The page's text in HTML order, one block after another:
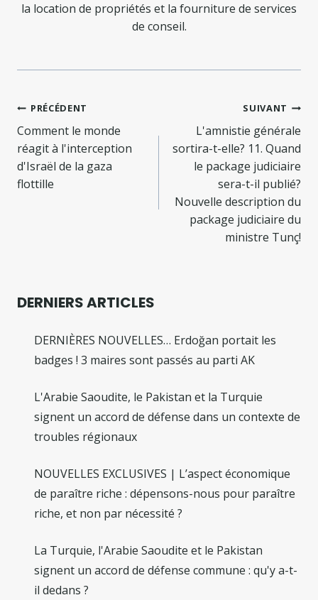
la location de propriétés et la fourniture de services
de conseil.
Navigation
de
l’article
PRÉCÉDENT
Comment le monde
réagit à l'interception
d'Israël de la gaza
flottille
SUIVANT
L'amnistie générale
sortira-t-elle? 11. Quand
le package judiciaire
sera-t-il publié?
Nouvelle description du
package judiciaire du
ministre Tunç!
DERNIERS ARTICLES
DERNIÈRES NOUVELLES… Erdoğan portait les
badges ! 3 maires sont passés au parti AK
L'Arabie Saoudite, le Pakistan et la Turquie
signent un accord de défense dans un contexte de
troubles régionaux
NOUVELLES EXCLUSIVES | L’aspect économique
de paraître riche : dépensons-nous pour paraître
riche, et non par nécessité ?
La Turquie, l'Arabie Saoudite et le Pakistan
signent un accord de défense commune : qu'y a-t-
il dedans ?